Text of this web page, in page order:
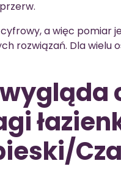
a więc pomiar
rozwiązań. Dla wielu